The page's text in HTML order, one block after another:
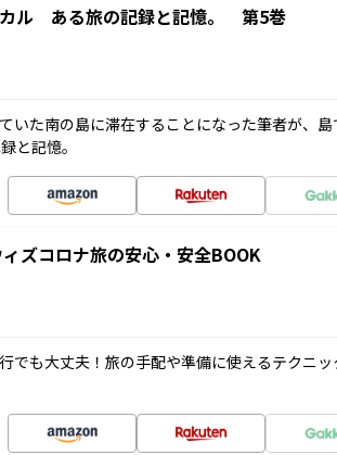
カル ある旅の記録と記憶。 第5巻
いた南の島に滞在することになった筆者が、
と記憶。
ズコロナ旅の安心・安全BOOK
でも大丈夫！旅の手配や準備に使えるテクニ